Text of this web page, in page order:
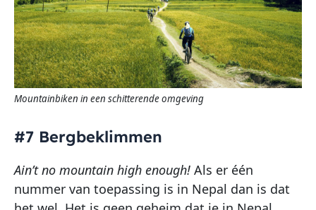
Mountainbiken in een schitterende omgeving
#7 Bergbeklimmen
Ain’t no mountain high enough! Als er één
nummer van toepassing is in Nepal dan is dat